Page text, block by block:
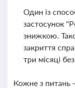
Один із
застосунок
знижкою.
закриття
три місяці
Кожне з питань